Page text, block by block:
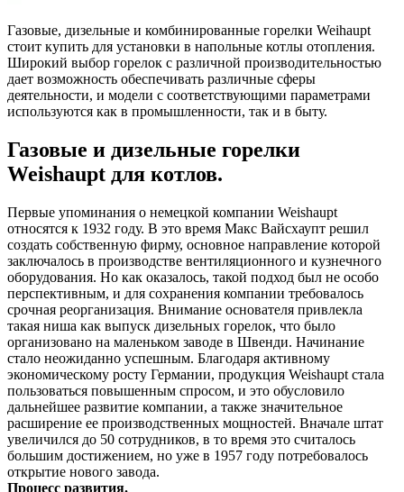
Газовые, дизельные и комбинированные горелки Weihaupt
стоит купить для установки в напольные котлы отопления.
Широкий выбор горелок с различной производительностью
дает возможность обеспечивать различные сферы
деятельности, и модели с соответствующими параметрами
используются как в промышленности, так и в быту.
Газовые и дизельные горелки
Weishaupt для котлов.
Первые упоминания о немецкой компании Weishaupt
относятся к 1932 году. В это время Макс Вайсхаупт решил
создать собственную фирму, основное направление которой
заключалось в производстве вентиляционного и кузнечного
оборудования. Но как оказалось, такой подход был не особо
перспективным, и для сохранения компании требовалось
срочная реорганизация. Внимание основателя привлекла
такая ниша как выпуск дизельных горелок, что было
организовано на маленьком заводе в Швенди. Начинание
стало неожиданно успешным. Благодаря активному
экономическому росту Германии, продукция Weishaupt стала
пользоваться повышенным спросом, и это обусловило
дальнейшее развитие компании, а также значительное
расширение ее производственных мощностей. Вначале штат
увеличился до 50 сотрудников, в то время это считалось
большим достижением, но уже в 1957 году потребовалось
открытие нового завода.
Процесс развития.